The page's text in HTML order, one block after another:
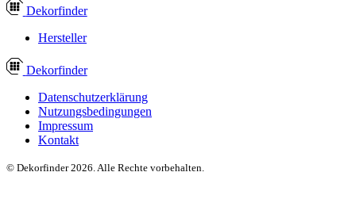
Dekorfinder
Hersteller
Dekorfinder
Datenschutzerklärung
Nutzungsbedingungen
Impressum
Kontakt
© Dekorfinder 2026. Alle Rechte vorbehalten.